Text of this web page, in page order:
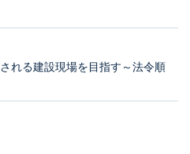
れる建設現場を目指す～法令順